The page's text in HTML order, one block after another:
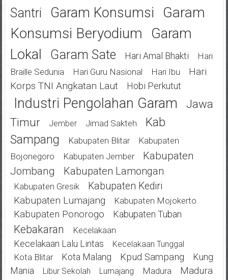
Santri
Garam Konsumsi
Garam
Konsumsi Beryodium
Garam
Lokal
Garam Sate Hari Amal Bhakti
Hari
Braille Sedunia
Hari Guru Nasional Hari Ibu
Hari
Korps TNI Angkatan Laut
Hobi Perkutut
Industri Pengolahan Garam
Jawa
Timur
Jember Jimad Sakteh
Kab
Sampang
Kabupaten Blitar
Kabupaten
Bojonegoro
Kabupaten Jember
Kabupaten
Jombang
Kabupaten Lamongan
Kabupaten Gresik
Kabupaten Kediri
Kabupaten Lumajang
Kabupaten Mojokerto
Kabupaten Ponorogo Kabupaten Tuban
Kebakaran Kecelakaan
Kecelakaan Lalu Lintas Kecelakaan Tunggal
Kota Blitar Kota Malang Kpud Sampang
Kung
Mania
Libur Sekolah Lumajang Madura
Madura